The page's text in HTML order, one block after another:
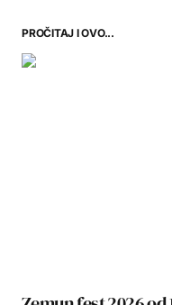
PROČITAJ I OVO...